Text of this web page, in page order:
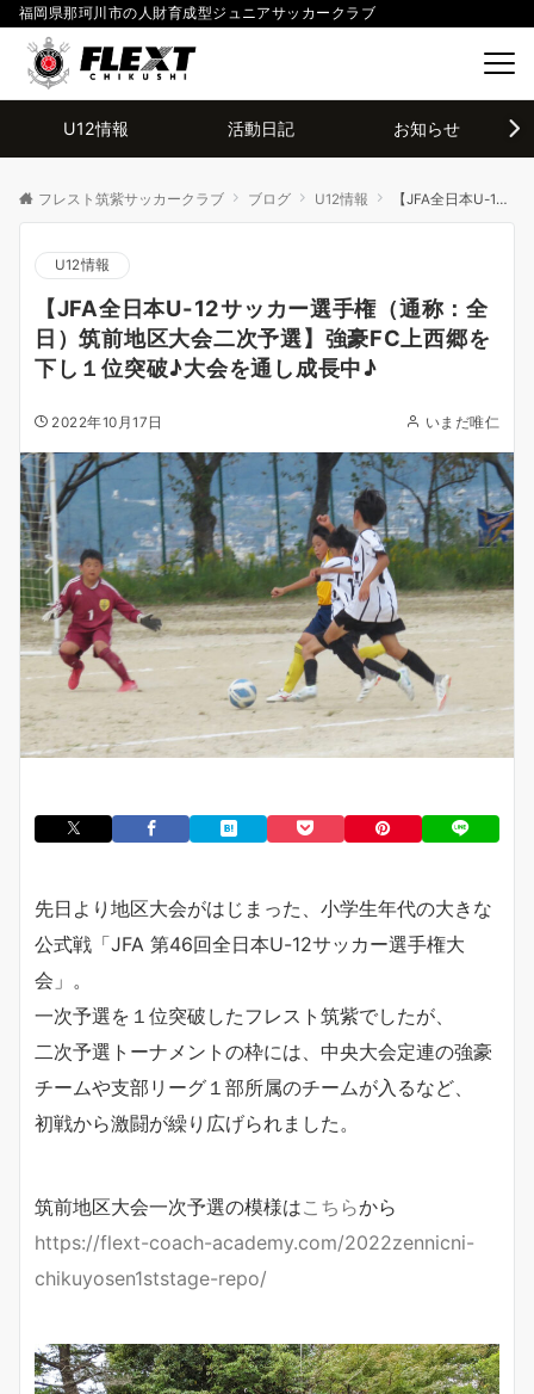
福岡県那珂川市の人財育成型ジュニアサッカークラブ
U12情報 活動日記 お知らせ
フレスト筑紫サッカークラブ ブログ U12情報 【JFA全日本U-12サッカー選手権（通称：全日）筑前地区大会二次予選】強豪FC上西郷を下し１位突破♪大会を通し成長中♪
U12情報
【JFA全日本U-12サッカー選手権（通称：全
日）筑前地区大会二次予選】強豪FC上西郷を
下し１位突破♪大会を通し成長中♪
2022年10月17日 いまだ唯仁
先日より地区大会がはじまった、小学生年代の大きな
公式戦「JFA 第46回全日本U-12サッカー選手権大
会」。
一次予選を１位突破したフレスト筑紫でしたが、
二次予選トーナメントの枠には、中央大会定連の強豪
チームや支部リーグ１部所属のチームが入るなど、
初戦から激闘が繰り広げられました。
筑前地区大会一次予選の模様はこちらから
https://flext-coach-academy.com/2022zennicni-
chikuyosen1ststage-repo/